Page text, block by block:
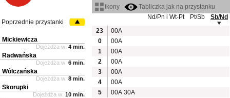
ikony
Tabliczka jak na przystanku
Nd/Pn i Wt-Pt
Pt/Sb
Sb/Nd
23
00A
0
00A
1
00A
2
00A
3
00A
4
00A
5
00A 30A
Poprzednie przystanki
Mickiewicza
Dojeżdża w: 4 min.
Radwańska
Dojeżdża w: 6 min.
Wólczańska
Dojeżdża w: 8 min.
Skorupki
Dojeżdża w: 10 min.